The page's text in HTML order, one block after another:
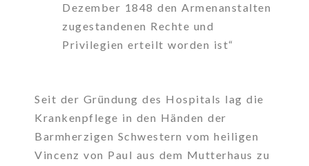
Dezember 1848 den Armenanstalten
zugestandenen Rechte und
Privilegien erteilt worden ist“
Seit der Gründung des Hospitals lag die
Krankenpflege in den Händen der
Barmherzigen Schwestern vom heiligen
Vincenz von Paul aus dem Mutterhaus zu